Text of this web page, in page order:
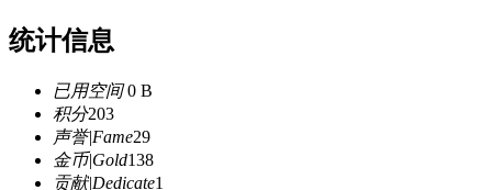
统计信息
已用空间0 B
积分203
声誉|Fame29
金币|Gold138
贡献|Dedicate1